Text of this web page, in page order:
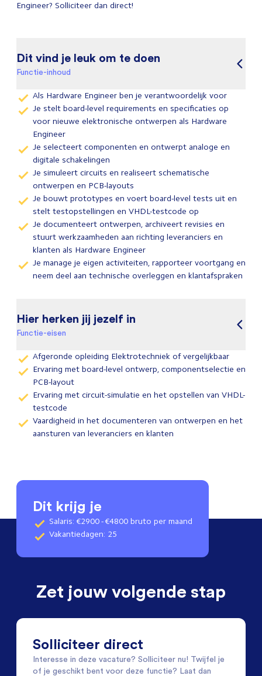
Engineer? Solliciteer dan direct!
Dit vind je leuk om te doen
Functie-inhoud
Als Hardware Engineer ben je verantwoordelijk voor
Je stelt board-level requirements en specificaties op
voor nieuwe elektronische ontwerpen als Hardware
Engineer
Je selecteert componenten en ontwerpt analoge en
digitale schakelingen
Je simuleert circuits en realiseert schematische
ontwerpen en PCB-layouts
Je bouwt prototypes en voert board-level tests uit en
stelt testopstellingen en VHDL-testcode op
Je documenteert ontwerpen, archiveert revisies en
stuurt werkzaamheden aan richting leveranciers en
klanten als Hardware Engineer
Je manage je eigen activiteiten, rapporteer voortgang en
neem deel aan technische overleggen en klantafspraken
Hier herken jij jezelf in
Functie-eisen
Afgeronde opleiding Elektrotechniek of vergelijkbaar
Ervaring met board-level ontwerp, componentselectie en
PCB-layout
Ervaring met circuit-simulatie en het opstellen van VHDL-
testcode
Vaardigheid in het documenteren van ontwerpen en het
aansturen van leveranciers en klanten
Dit krijg je
Salaris: €2900 - €4800 bruto per maand
Vakantiedagen: 25
Zet jouw volgende stap
Solliciteer direct
Interesse in deze vacature? Solliciteer nu! Twijfel je
of je geschikt bent voor deze functie? Laat dan